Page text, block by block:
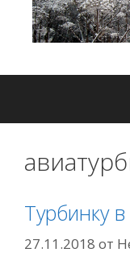
Турбинку
27.11.2018 от